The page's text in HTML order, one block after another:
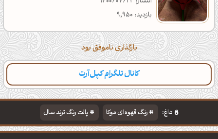
بازدید: 9,950
بارگذاری ناموفق بود
کانال تلگرام کپل‌آرت
داغ: رنگ قهوه‌ای موکا
پالت رنگ ترند سال
دانلود والپیپر مذهبی
تایپوگرافی شعر مولانا